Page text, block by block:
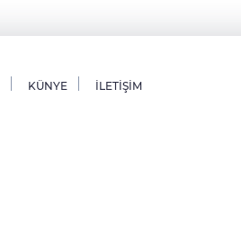
KÜNYE İLETİŞİM